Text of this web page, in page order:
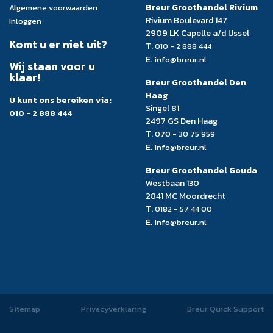
Algemene voorwaarden
Inloggen
Komt u er niet uit?
Wij staan voor u
klaar!
U kunt ons bereiken via:
010 - 2 888 444
Breur Groothandel Rivium
Rivium Boulevard 147
2909 LK Capelle a/d IJssel
T.010 - 2 888 444
E. info@breur.nl
Breur Groothandel Den
Haag
Singel 81
2497 GS Den Haag
T.070 - 30 75 959
E. info@breur.nl
Breur Groothandel Gouda
Westbaan 130
2841 MC Moordrecht
T.0182 - 57 44 00
E. info@breur.nl
Sitemap Privacyverklaring Breur Quick Support